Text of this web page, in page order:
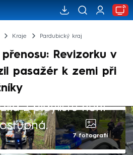
Kraje Pardubický kraj
Revizorku v
pasažér k zemi při
z playlistu není
7 fotografií